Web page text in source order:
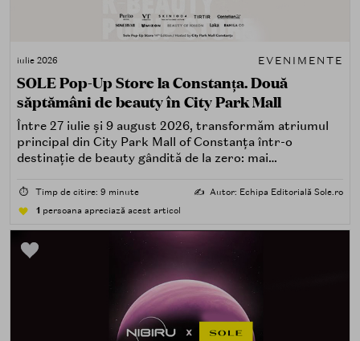
iulie 2026 EVENIMENTE
SOLE Pop-Up Store la Constanța. Două
săptămâni de beauty în City Park Mall
Între 27 iulie și 9 august 2026, transformăm atriumul
principal din City Park Mall of Constanța într-o
destinație de beauty gândită de la zero: mai
care îți place, de fapt, să descoperi produse — testând,
atingând, comparând, întrebând.
⏱️ Timp de citire: 9 minute ✍️ Autor: Echipa Editorială Sole.ro
1 persoana apreciază acest articol